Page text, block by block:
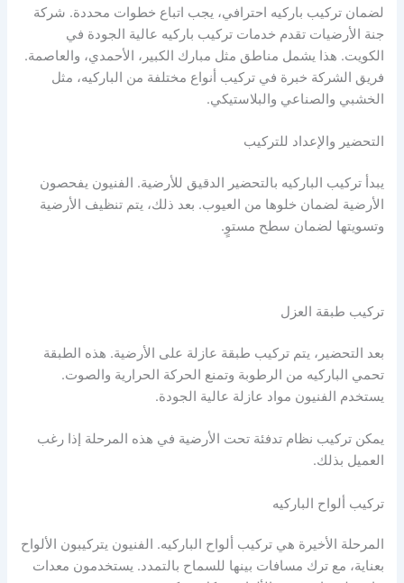
لضمان تركيب باركيه احترافي، يجب اتباع خطوات محددة. شركة
جنة الأرضيات تقدم خدمات تركيب باركيه عالية الجودة في
الكويت. هذا يشمل مناطق مثل مبارك الكبير، الأحمدي، والعاصمة.
فريق الشركة خبرة في تركيب أنواع مختلفة من الباركيه، مثل
الخشبي والصناعي والبلاستيكي.
التحضير والإعداد للتركيب
يبدأ تركيب الباركيه بالتحضير الدقيق للأرضية. الفنيون يفحصون
الأرضية لضمان خلوها من العيوب. بعد ذلك، يتم تنظيف الأرضية
وتسويتها لضمان سطح مستوٍ.
تركيب طبقة العزل
بعد التحضير، يتم تركيب طبقة عازلة على الأرضية. هذه الطبقة
تحمي الباركيه من الرطوبة وتمنع الحركة الحرارية والصوت.
يستخدم الفنيون مواد عازلة عالية الجودة.
يمكن تركيب نظام تدفئة تحت الأرضية في هذه المرحلة إذا رغب
العميل بذلك.
تركيب ألواح الباركيه
المرحلة الأخيرة هي تركيب ألواح الباركيه. الفنيون يتركيبون الألواح
بعناية، مع ترك مسافات بينها للسماح بالتمدد. يستخدمون معدات